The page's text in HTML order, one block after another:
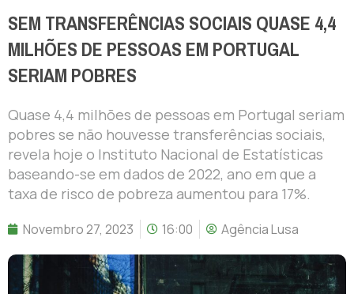
SEM TRANSFERÊNCIAS SOCIAIS QUASE 4,4
MILHÕES DE PESSOAS EM PORTUGAL
SERIAM POBRES
Quase 4,4 milhões de pessoas em Portugal seriam
pobres se não houvesse transferências sociais,
revela hoje o Instituto Nacional de Estatísticas
baseando-se em dados de 2022, ano em que a
taxa de risco de pobreza aumentou para 17%.
Novembro 27, 2023 16:00 Agência Lusa